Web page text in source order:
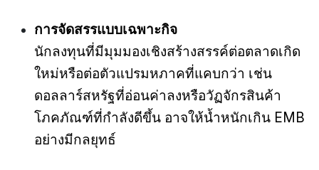
การจัดสรรแบบเฉพาะกิจ
นักลงทุนที่มีมุมมองเชิงสร้างสรรค์ต่อตลาดเกิด
ใหม่หรือต่อตัวแปรมหภาคที่แคบกว่า เช่น
ดอลลาร์สหรัฐที่อ่อนค่าลงหรือวัฏจักรสินค้า
โภคภัณฑ์ที่กำลังดีขึ้น อาจให้น้ำหนักเกิน EMB
อย่างมีกลยุทธ์